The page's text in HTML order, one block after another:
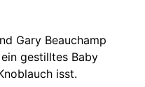
Gary Beauchamp
gestilltes Baby
isst.